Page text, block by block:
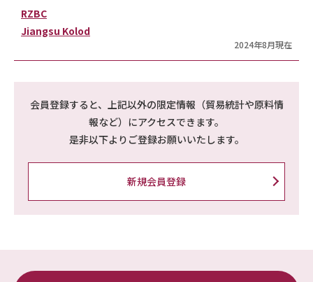
RZBC
Jiangsu Kolod
2024年8月現在
会員登録すると、上記以外の限定情報（貿易統計や原料情
報など）にアクセスできます。
是非以下よりご登録お願いいたします。
新規会員登録